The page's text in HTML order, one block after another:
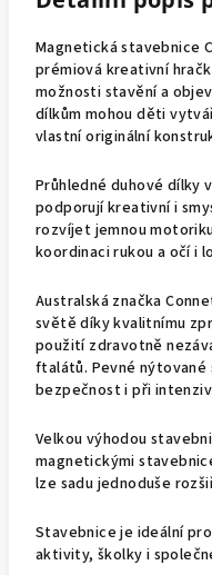
Magnetická stavebnice
prémiová kreativní
možnosti stavění a
dílkům mohou děti
vlastní originální
Průhledné duhové dílky
podporují kreativní i
rozvíjet jemnou
koordinaci rukou a očí i
Australská značka
světě díky kvalitnímu
použití zdravotně
ftalátů. Pevné
bezpečnost i při
Velkou výhodou
magnetickými
lze sadu jednoduše
Stavebnice je ideální
aktivity, školky i